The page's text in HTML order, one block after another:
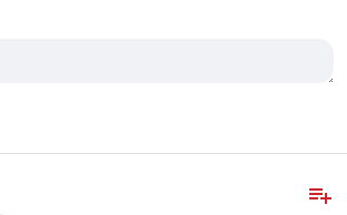
playlist_add